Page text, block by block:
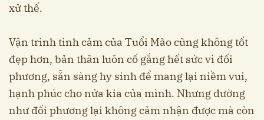
xử thế.
Vận trình tình cảm của Tuổi Mão cũng không tốt
đẹp hơn, bản thân luôn cố gắng hết sức vì đối
phương, sẵn sàng hy sinh để mang lại niềm vui,
hạnh phúc cho nửa kia của mình. Nhưng dường
như đối phương lại không cảm nhận được mà còn